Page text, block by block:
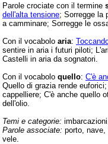
Parole crociate con il termine
dell'alta tensione; Sorregge la
a camminare; Sorregge le
Con il vocabolo aria:
sentire in aria i futuri piloti;
Castelli in aria da sognatori.
Con il vocabolo quello: C'è
Quello di grazia rende
cappelliere; C'è anche quello
dell'olio.
Temi e categorie: imbarcazioni.
Parole associate: porto,
vele.